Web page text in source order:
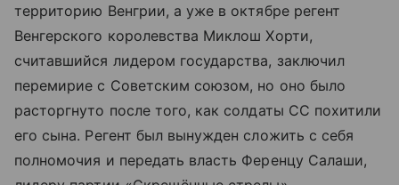
территорию Венгрии, а уже в октябре регент
Венгерского королевства Миклош Хорти,
считавшийся лидером государства, заключил
перемирие с Советским союзом, но оно было
расторгнуто после того, как солдаты СС похитили
его сына. Регент был вынужден сложить с себя
полномочия и передать власть Ференцу Салаши,